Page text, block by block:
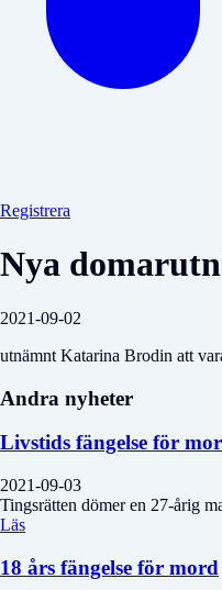
Registrera
Nya
2021-09-02
utnämnt Katarina Brodin att
Andra nyheter
Livstids fängelse för
2021-09-03
Tingsrätten dömer en 27-årig
Läs
18 års fängelse för mord